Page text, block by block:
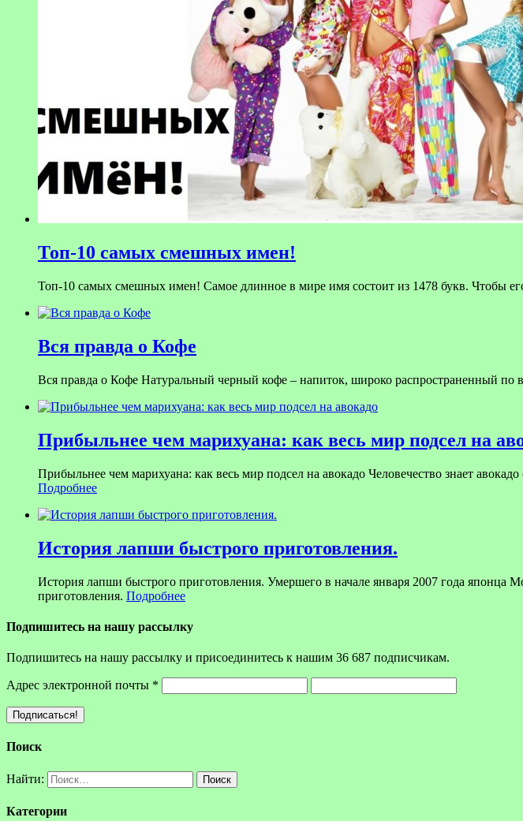
Топ-10 самых смешных имен!
Топ-10 самых смешных имен! Самое длинное в мире имя состоит из 1478 букв. Чтобы
Вся правда о Кофе
Вся правда о Кофе Натуральный черный кофе – напиток, широко распространенный
Прибыльнее чем марихуана: как весь мир подсел на
Прибыльнее чем марихуана: как весь мир подсел на авокадо Человечество знает
Подробнее
История лапши быстрого приготовления.
История лапши быстрого приготовления. Умершего в начале января 2007 года
приготовления. Подробнее
Подпишитесь на нашу рассылку
Подпишитесь на нашу рассылку и присоединитесь к нашим 36 687 подписчикам.
Адрес электронной почты *
Поиск
Найти:
Категории